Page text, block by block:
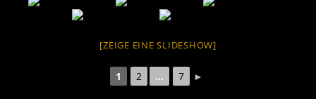
[ZEIGE EINE SLIDESHOW]
1 2 ... 7 ►